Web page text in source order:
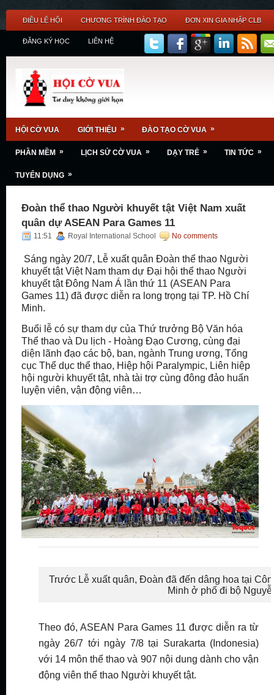
ĐIỀU LỆ HỘI CHƯƠNG TRÌNH ĐÀO TẠO ĐƠN XIN GIA NHẬP CLB
ĐĂNG KÝ HỌC LIÊN HỆ
HỘI CỜ VUA GIỚI THIỆU » ĐÀO TẠO CỜ VUA »
PHẦN MỀM » LỊCH SỬ CỜ VUA » DẠY TRẺ » TIN TỨC »
TUYỂN DỤNG »
Đoàn thể thao Người khuyết tật Việt Nam xuất
quân dự ASEAN Para Games 11
11:51 Royal International School No comments
Sáng ngày 20/7, Lễ xuất quân Đoàn thể thao Người
khuyết tật Việt Nam tham dự Đại hội thể thao Người
khuyết tật Đông Nam Á lần thứ 11 (ASEAN Para
Games 11) đã được diễn ra long trọng tại TP. Hồ Chí
Minh.
Buổi lễ có sự tham dự của Thứ trưởng Bộ Văn hóa
Thể thao và Du lịch - Hoàng Đạo Cương, cùng đại
diện lãnh đạo các bộ, ban, ngành Trung ương, Tổng
cục Thể dục thể thao, Hiệp hội Paralympic, Liên hiệp
hội người khuyết tật, nhà tài trợ cùng đông đảo huấn
luyện viên, vận động viên…
Trước Lễ xuất quân, Đoàn đã đến dâng hoa tại
Minh ở phố đi bộ
Theo đó, ASEAN Para Games 11 được diễn ra từ
ngày 26/7 tới ngày 7/8 tại Surakarta (Indonesia)
với 14 môn thể thao và 907 nội dung dành cho vận
động viên thể thao Người khuyết tật.